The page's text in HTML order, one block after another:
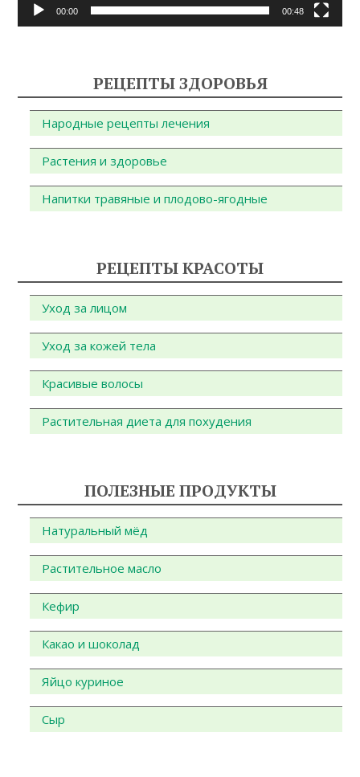
00:00 00:48
РЕЦЕПТЫ ЗДОРОВЬЯ
Народные рецепты лечения
Растения и здоровье
Напитки травяные и плодово-ягодные
РЕЦЕПТЫ КРАСОТЫ
Уход за лицом
Уход за кожей тела
Красивые волосы
Растительная диета для похудения
ПОЛЕЗНЫЕ ПРОДУКТЫ
Натуральный мёд
Растительное масло
Кефир
Какао и шоколад
Яйцо куриное
Сыр